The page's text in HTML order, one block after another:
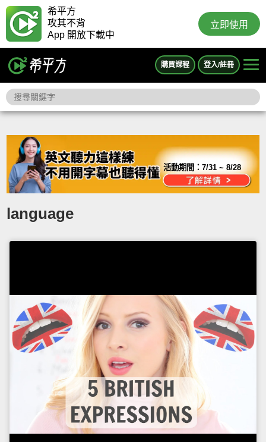
希平方
攻其不背
App 開放下載中
立即使用
購買課程 登入/註冊
活動期間：7/31 ~ 8/28
language